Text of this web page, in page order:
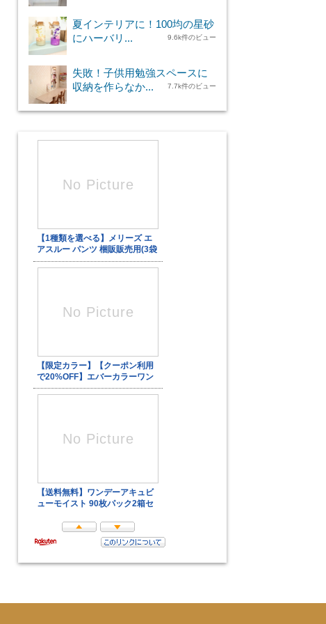
夏インテリアに！100均の星砂
にハーバリ...
9.6k件のビュー
失敗！子供用勉強スペースに
収納を作らなか...
7.7k件のビュー